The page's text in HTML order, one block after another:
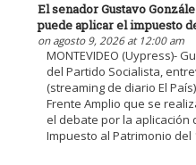
El senador Gustavo
puede aplicar el impuesto
on agosto 9, 2026 at 12:00 am
MONTEVIDEO (Uypress)-
del Partido Socialista,
(streaming de diario El
Frente Amplio que se
el debate por la aplicación
Impuesto al Patrimonio del